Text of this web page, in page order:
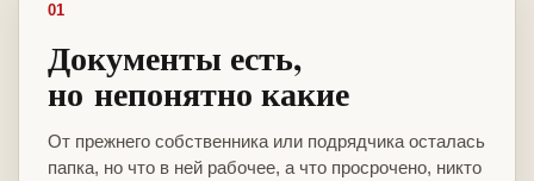
01
Документы есть,
но непонятно какие
От прежнего собственника или подрядчика осталась
папка, но что в ней рабочее, а что просрочено, никто